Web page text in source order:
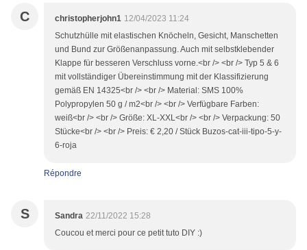
C christopherjohn1 12/04/2023 11:24
Schutzhülle mit elastischen Knöcheln, Gesicht, Manschetten
und Bund zur Größenanpassung. Auch mit selbstklebender
Klappe für besseren Verschluss vorne.<br /> <br /> Typ 5 & 6
mit vollständiger Übereinstimmung mit der Klassifizierung
gemäß EN 14325<br /> <br /> Material: SMS 100%
Polypropylen 50 g / m2<br /> <br /> Verfügbare Farben:
weiß<br /> <br /> Größe: XL-XXL<br /> <br /> Verpackung: 50
Stücke<br /> <br /> Preis: € 2,20 / Stück Buzos-cat-iii-tipo-5-y-
6-roja
Répondre
S Sandra 22/11/2022 15:28
Coucou et merci pour ce petit tuto DIY :)